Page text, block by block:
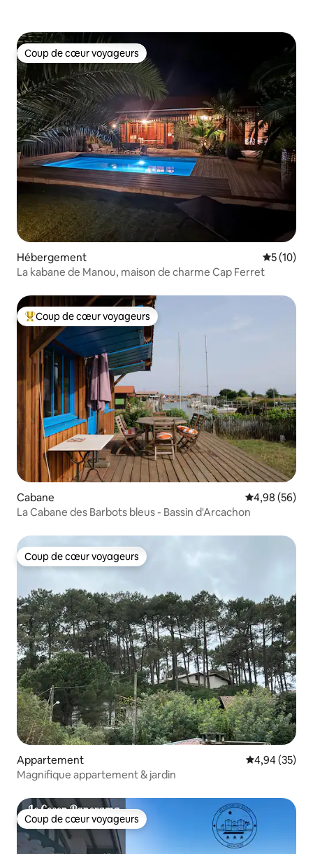
Coup de cœur voyageurs
Coup de cœur voyageurs
Hébergement
5 (10)
La kabane de Manou, maison de charme Cap Ferret
Coups de cœur voyageurs les plus appréciés
Coup de cœur voyageurs
Cabane Évaluation
4,98 (56)
La Cabane des Barbots bleus - Bassin d'Arcachon
Coup de cœur voyageurs
Coup de cœur voyageurs
Appartement Évaluation
4,94 (35)
Magnifique appartement & jardin
Coup de cœur voyageurs
Coup de cœur voyageurs